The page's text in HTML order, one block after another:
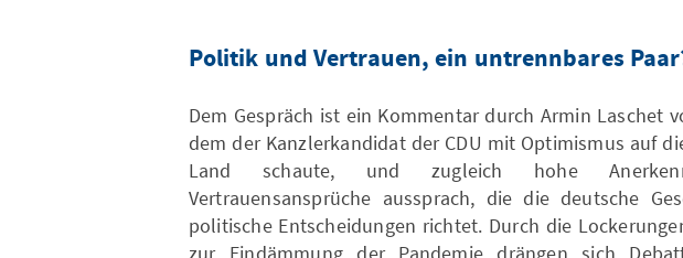
Politik und Vertrauen, ein untrennbares
Dem Gespräch ist ein Kommentar durch Armin Laschet
dem der Kanzlerkandidat der CDU mit Optimismus auf
Land schaute, und zugleich hohe
Vertrauensansprüche aussprach, die die deutsche
politische Entscheidungen richtet. Durch die